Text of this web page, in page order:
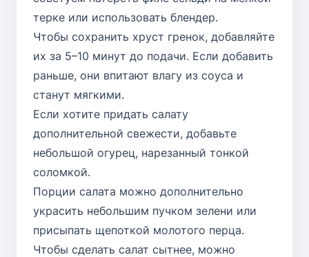
терке или использовать блендер.
Чтобы сохранить хруст гренок, добавляйте
их за 5–10 минут до подачи. Если добавить
раньше, они впитают влагу из соуса и
станут мягкими.
Если хотите придать салату
дополнительной свежести, добавьте
небольшой огурец, нарезанный тонкой
соломкой.
Порции салата можно дополнительно
украсить небольшим пучком зелени или
присыпать щепоткой молотого перца.
Чтобы сделать салат сытнее, можно